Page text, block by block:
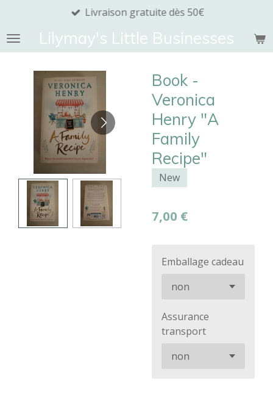
contenuLilymay's Little Businesses
Livraison gratuite dès 50€
Book -
Veronica
Henry "A
Family
Recipe"
New
7,00 €
Emballage cadeau
Assurance
transport